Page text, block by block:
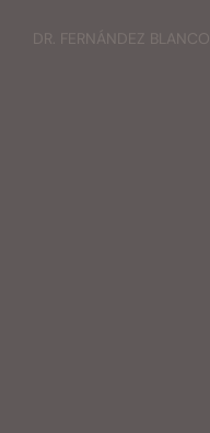
DR. FERNÁNDEZ BLANCO